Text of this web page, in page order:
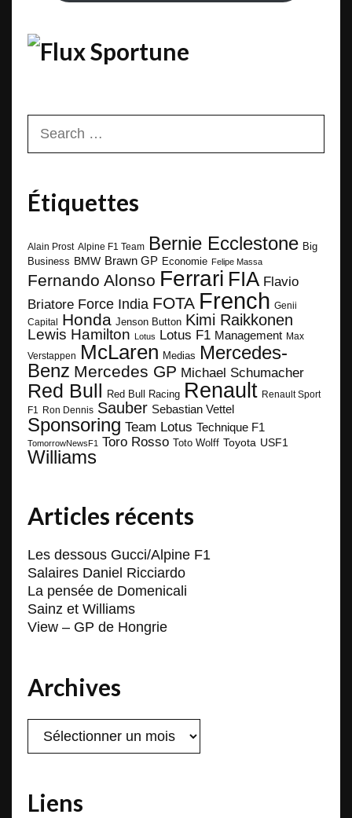
Sportune
for:
Étiquettes
Alain Prost Alpine F1 Team Bernie Ecclestone Big
Business BMW Brawn GP Economie Felipe Massa
Fernando Alonso Ferrari FIA Flavio
Briatore Force India FOTA French Genii
Capital
Honda Jenson Button Kimi Raikkonen
Lewis Hamilton Lotus Lotus F1 Management Max
Verstappen McLaren Medias
Mercedes-
Benz Mercedes GP Michael Schumacher
Red Bull Red Bull Racing Renault Renault Sport
F1 Ron Dennis Sauber Sebastian Vettel
Sponsoring Team Lotus Technique F1
TomorrowNewsF1 Toro Rosso Toto Wolff Toyota USF1
Williams
Articles récents
Les dessous Gucci/Alpine F1
Salaires Daniel Ricciardo
La pensée de Domenicali
Sainz et Williams
View – GP de Hongrie
Archives
Liens